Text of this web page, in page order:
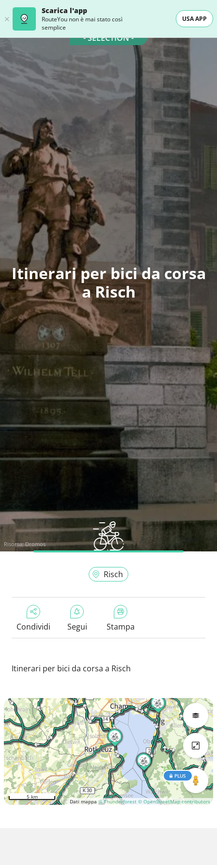
Scarica l'app
RouteYou non è mai stato così
semplice
USA APP
- SELECTION -
Itinerari per bici da corsa
a Risch
Risorsa:Dromos
Risch
Condividi Segui Stampa
Itinerari per bici da corsa a Risch
Dati mappa © Thunderforest © OpenStreetMap contributors
PLUS
5 km